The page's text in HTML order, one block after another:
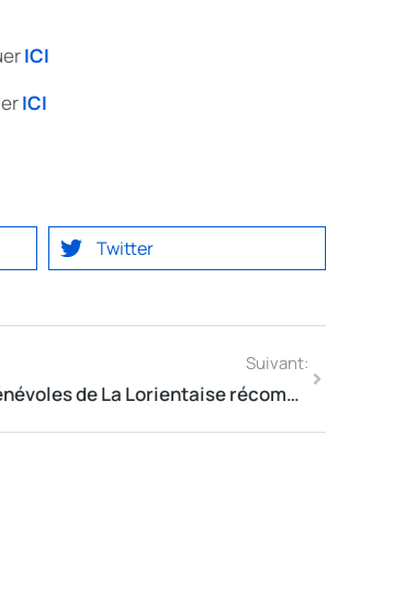
ICI
ICI
Twitter
Suivant:
Les 350 Bénévoles de La Lorientaise récompensés